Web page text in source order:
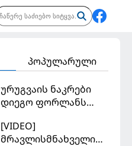
პოპულარული
ურუგვაის ნაკრები
დიეგო ფორლანს
[VIDEO]
მრავლისმნახველი